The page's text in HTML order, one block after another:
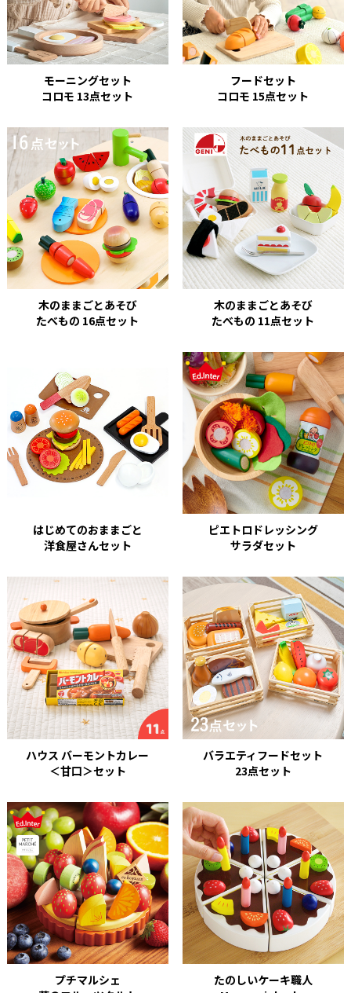
モーニングセット
コロモ 13点セット
フードセット
コロモ 15点セット
木のままごとあそび
たべもの 16点セット
木のままごとあそび
たべもの 11点セット
はじめてのおままごと
洋食屋さんセット
ピエトロドレッシング
サラダセット
ハウス バーモントカレー
＜甘口＞セット
バラエティフードセット
23点セット
プチマルシェ
たのしいケーキ職人